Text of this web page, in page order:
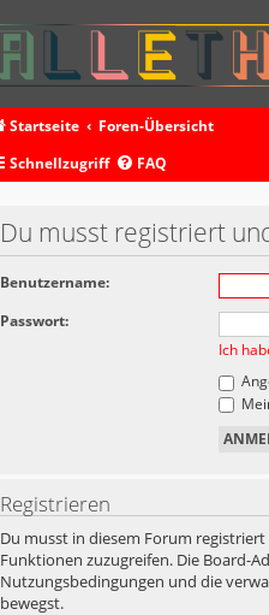
Startseite
Foren-Übersicht
Schnellzugriff
FAQ
Du musst registriert
Benutzername:
Passwort:
Ich
Registrieren
Du musst in diesem Forum
Funktionen zuzugreifen. Die Board-
Nutzungsbedingungen und die
bewegst.